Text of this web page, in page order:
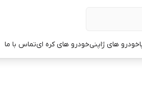
خودرو های ژاپنیخودرو های کره ایتماس با ما